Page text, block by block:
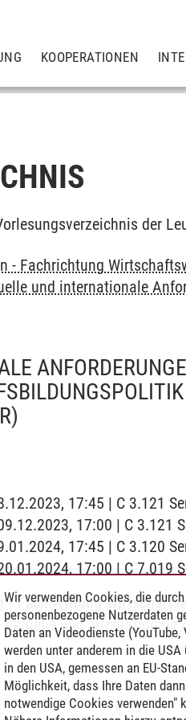
KOOPERATIONEN
der
- Fachrichtung
und internationale
17:45 | C 3.121
17:00 | C 3.121
17:45 | C 3.120
17:00 | C 7.019
- Fachrichtung
Aktuelle und internationale
Wir verwenden Cookies, die
personenbezogene Nutzerdaten
Daten an Videodienste
werden unter anderem in die
in den USA, gemessen an EU-
Möglichkeit, dass Ihre Daten
notwendige Cookies verwenden"